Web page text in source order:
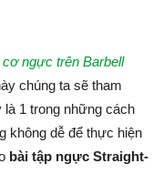
cơ ngực trên Barbell
chúng ta sẽ tham
1 trong những cách
không dễ để thực hiện
bài tập ngực Straight-